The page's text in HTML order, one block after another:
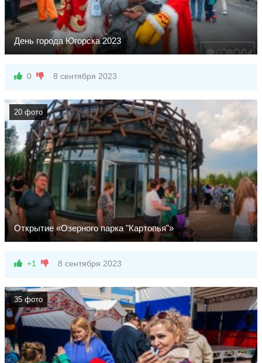
День города Югорска 2023
0 8 сентября 2023
20 фото
Открытие «Озерного парка "Картопья"»
+1 8 сентября 2023
35 фото